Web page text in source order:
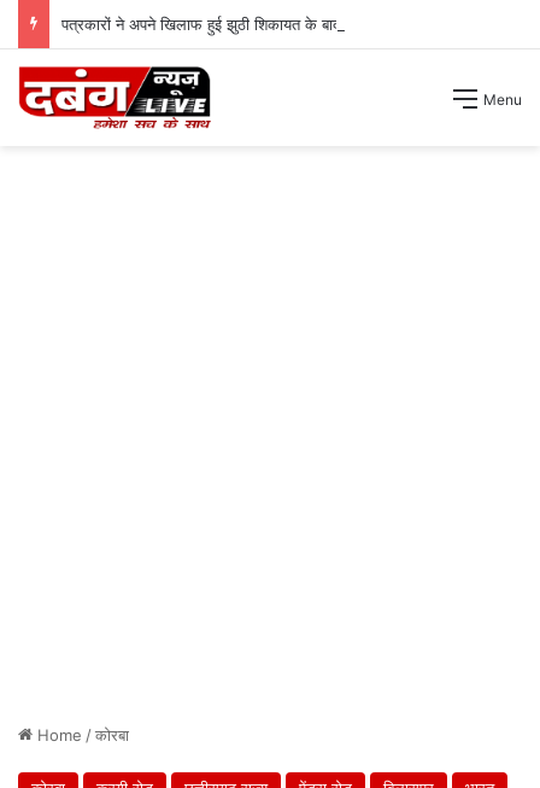
पत्रकारों ने अपने खिलाफ हुई झुठी शिकायत के बाद रखा अपना पक्ष ।
Menu
Home /कोरबा